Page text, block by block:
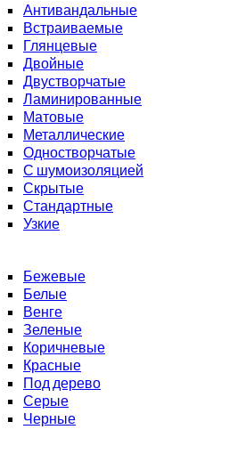
Антивандальные
Встраиваемые
Глянцевые
Двойные
Двустворчатые
Ламинированные
Матовые
Металлические
Одностворчатые
С шумоизоляцией
Скрытые
Стандартные
Узкие
Бежевые
Белые
Венге
Зеленые
Коричневые
Красные
Под дерево
Серые
Черные